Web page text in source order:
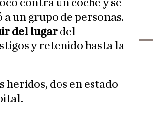
contra un coche y se
un grupo de personas.
del lugar del
y retenido hasta la
dos en estado